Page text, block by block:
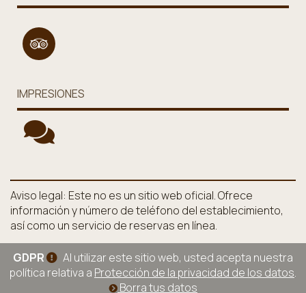
IMPRESIONES
Aviso legal: Este no es un sitio web oficial. Ofrece
información y número de teléfono del establecimiento,
así como un servicio de reservas en línea.
GDPR
Al utilizar este sitio web, usted acepta nuestra
política relativa a Protección de la privacidad de los datos.
Borra tus datos